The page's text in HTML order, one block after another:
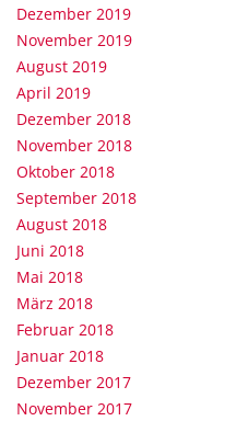
Dezember 2019
November 2019
August 2019
April 2019
Dezember 2018
November 2018
Oktober 2018
September 2018
August 2018
Juni 2018
Mai 2018
März 2018
Februar 2018
Januar 2018
Dezember 2017
November 2017